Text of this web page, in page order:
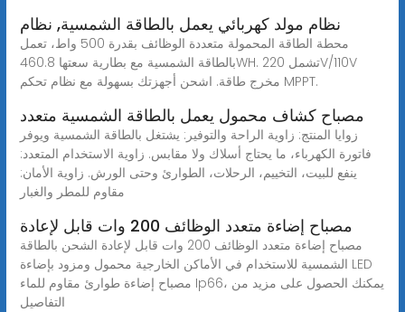
نظام مولد كهربائي يعمل بالطاقة الشمسية, نظام
محطة الطاقة المحمولة متعددة الوظائف بقدرة 500 واط، تعمل
بالطاقة الشمسية مع بطارية سعتها 460.8WH. تشمل 220V/110V
مخرج طاقة. اشحن أجهزتك بسهولة مع نظام تحكم MPPT.
مصباح كشاف محمول يعمل بالطاقة الشمسية متعدد
زوايا المنتج: زاوية الراحة والتوفير: يشتغل بالطاقة الشمسية ويوفر
فاتورة الكهرباء، ما يحتاج أسلاك ولا مقابس. زاوية الاستخدام المتعدد:
ينفع للبيت، التخييم، الرحلات، الطوارئ وحتى الورش. زاوية الأمان:
مقاوم للمطر والغبار
مصباح إضاءة متعدد الوظائف 200 وات قابل لإعادة
مصباح إضاءة متعدد الوظائف 200 وات قابل لإعادة الشحن بالطاقة
الشمسية للاستخدام في الأماكن الخارجية محمول ومزود بإضاءة LED
مصباح إضاءة طوارئ مقاوم للماء Ip66، يمكنك الحصول على مزيد من
التفاصيل